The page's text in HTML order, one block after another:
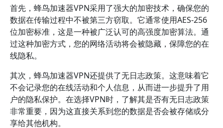
首先，蜂鸟加速器VPN采用了强大的加密技术，确保您的
数据在传输过程中不被第三方窃取。它通常使用AES-256
位加密标准，这是一种被广泛认可的高强度加密算法。通
过这种加密方式，您的网络活动将会被隐藏，保障您的在
线隐私。
其次，蜂鸟加速器VPN还提供了无日志政策。这意味着它
不会记录您的在线活动和个人信息，从而进一步提升了用
户的隐私保护。在选择VPN时，了解其是否有无日志政策
非常重要，因为这直接关系到您的数据是否会被存储或分
享给其他机构。